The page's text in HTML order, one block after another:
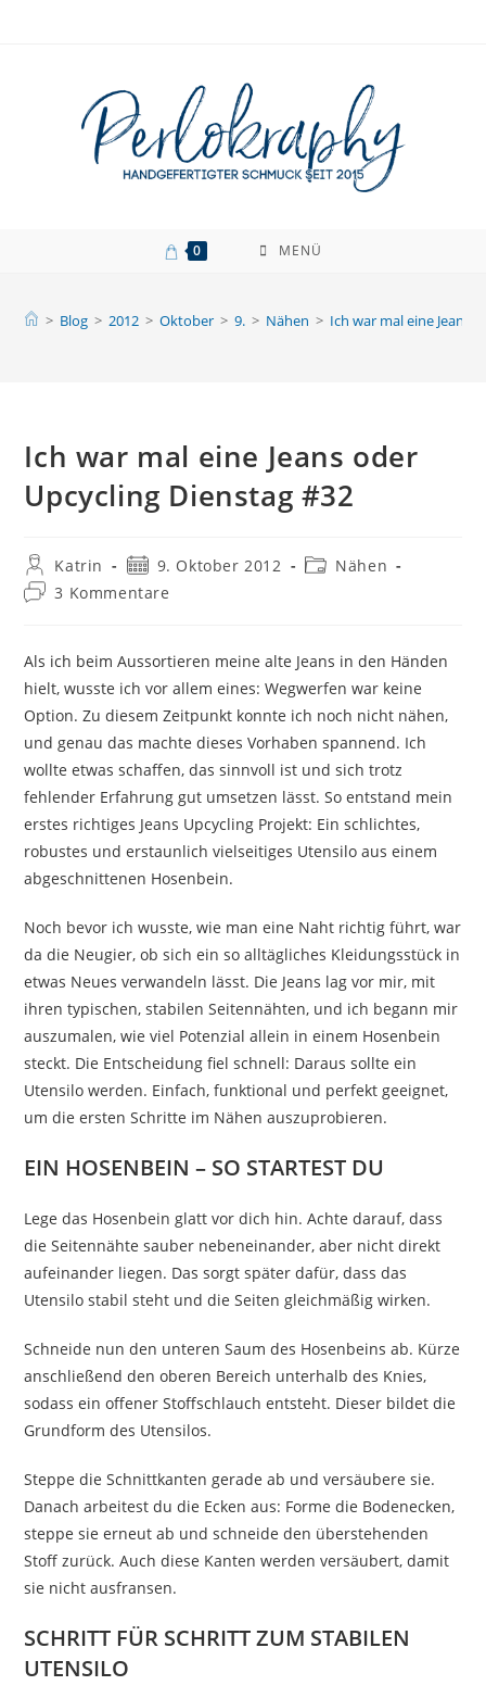
0 MENÜ
> Blog > 2012 > Oktober > 9. > Nähen > Ich war mal eine Jeans
Ich war mal eine Jeans oder
Upcycling Dienstag #32
Beitrags-
Autor:
Katrin
Beitrag
veröffentlicht:
9. Oktober 2012
Beitrags-
Nähen
Beitrags-
3 Kommentare
Als ich beim Aussortieren meine alte Jeans in den Händen
hielt, wusste ich vor allem eines: Wegwerfen war keine
Option. Zu diesem Zeitpunkt konnte ich noch nicht nähen,
und genau das machte dieses Vorhaben spannend. Ich
wollte etwas schaffen, das sinnvoll ist und sich trotz
fehlender Erfahrung gut umsetzen lässt. So entstand mein
erstes richtiges Jeans Upcycling Projekt: Ein schlichtes,
robustes und erstaunlich vielseitiges Utensilo aus einem
abgeschnittenen Hosenbein.
Noch bevor ich wusste, wie man eine Naht richtig führt, war
da die Neugier, ob sich ein so alltägliches Kleidungsstück in
etwas Neues verwandeln lässt. Die Jeans lag vor mir, mit
ihren typischen, stabilen Seitennähten, und ich begann mir
auszumalen, wie viel Potenzial allein in einem Hosenbein
steckt. Die Entscheidung fiel schnell: Daraus sollte ein
Utensilo werden. Einfach, funktional und perfekt geeignet,
um die ersten Schritte im Nähen auszuprobieren.
EIN HOSENBEIN – SO STARTEST DU
Lege das Hosenbein glatt vor dich hin. Achte darauf, dass
die Seitennähte sauber nebeneinander, aber nicht direkt
aufeinander liegen. Das sorgt später dafür, dass das
Utensilo stabil steht und die Seiten gleichmäßig wirken.
Schneide nun den unteren Saum des Hosenbeins ab. Kürze
anschließend den oberen Bereich unterhalb des Knies,
sodass ein offener Stoffschlauch entsteht. Dieser bildet die
Grundform des Utensilos.
Steppe die Schnittkanten gerade ab und versäubere sie.
Danach arbeitest du die Ecken aus: Forme die Bodenecken,
steppe sie erneut ab und schneide den überstehenden
Stoff zurück. Auch diese Kanten werden versäubert, damit
sie nicht ausfransen.
SCHRITT FÜR SCHRITT ZUM STABILEN
UTENSILO